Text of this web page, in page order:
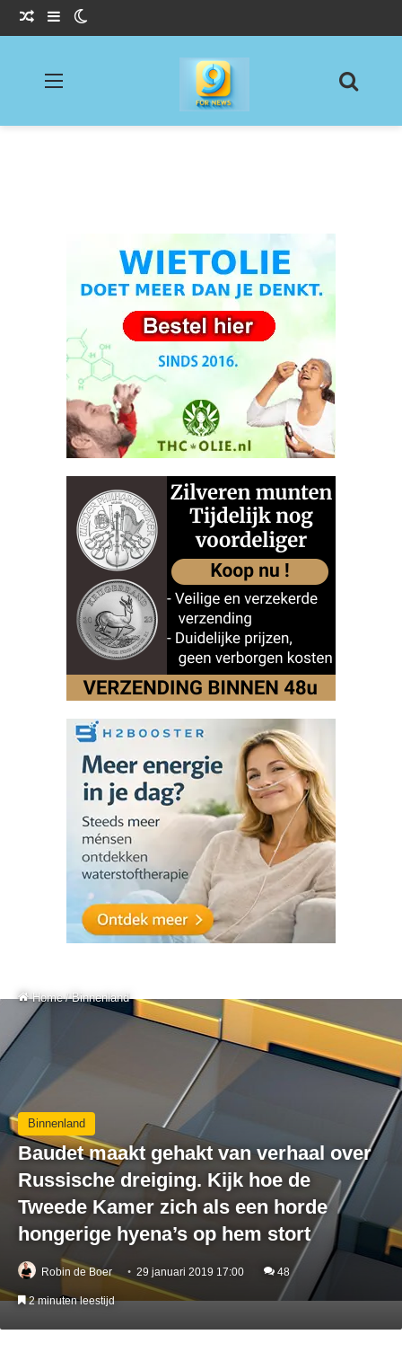
Willekeurig Artikel
Sidebar
Home / Binnenland
Binnenland
Baudet maakt gehakt van verhaal over
Russische dreiging. Kijk hoe de
Tweede Kamer zich als een horde
hongerige hyena’s op hem stort
Robin de Boer 29 januari 2019 17:00 48
2 minuten leestijd